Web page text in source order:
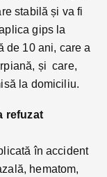
stabilă și va fi
gips la
de 10 ani, care a
și care,
la domiciliu.
refuzat
în accident
hematom,